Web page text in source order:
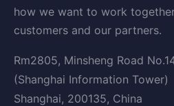
how we want to work
customers and our partners.
Rm2805, Minsheng Road
(Shanghai Information Tower)
Shanghai, 200135, China